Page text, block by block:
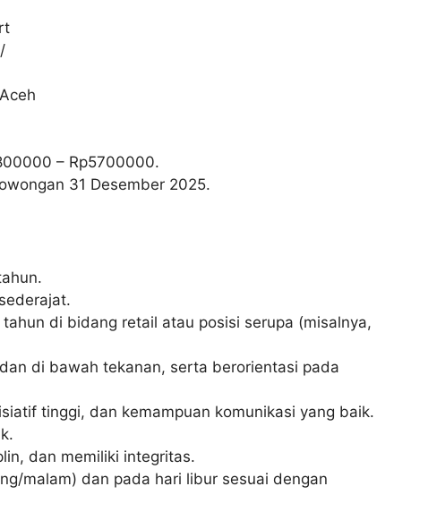
– Rp5700000.
31 Desember 2025.
di bidang retail atau posisi serupa (misalnya,
di bawah tekanan, serta berorientasi pada
tinggi, dan kemampuan komunikasi yang baik.
dan memiliki integritas.
malam) dan pada hari libur sesuai dengan